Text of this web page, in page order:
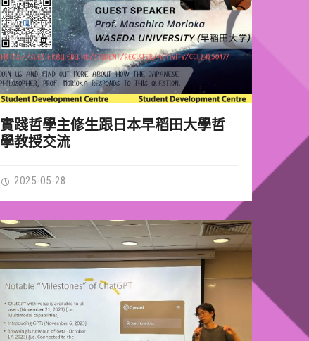
實踐哲學主修生跟日本早稻田大學哲
學教授交流
2025-05-28